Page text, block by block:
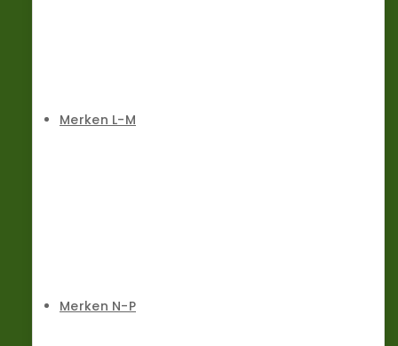
Merken L-M
Merken N-P